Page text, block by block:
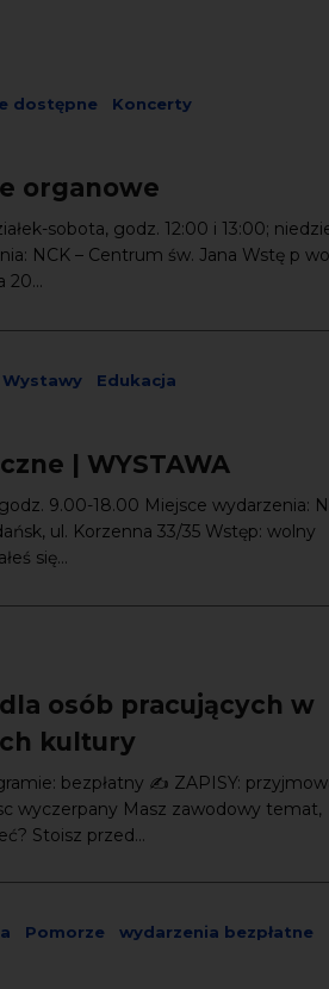
dostępne Koncerty
organowe
sobota, godz. 12:00 i 13:00;
NCK – Centrum św. Jana Wstę p
20...
Wystawy Edukacja
| WYSTAWA
9.00-18.00 Miejsce wydarzenia:
ul. Korzenna 33/35 Wstęp: wolny
się...
osób pracujących w
kultury
bezpłatny ✍️ ZAPISY:
wyczerpany Masz zawodowy temat,
Stoisz przed...
Pomorze
wydarzenia bezpłatne